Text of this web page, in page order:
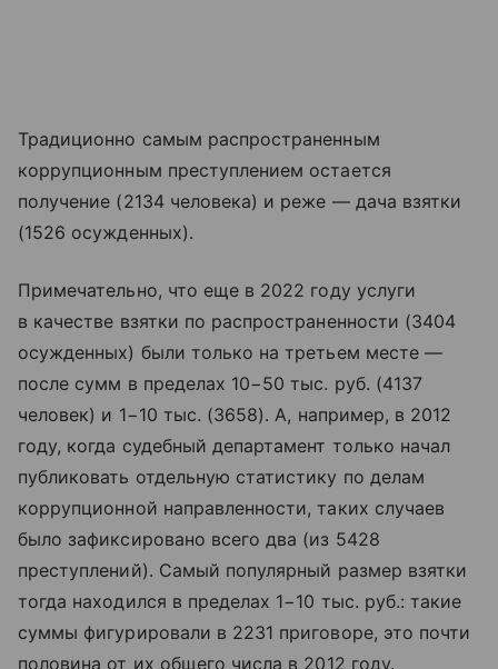
Традиционно самым распространенным
коррупционным преступлением остается
получение (2134 человека) и реже — дача взятки
(1526 осужденных).
Примечательно, что еще в 2022 году услуги
в качестве взятки по распространенности (3404
осужденных) были только на третьем месте —
после сумм в пределах 10−50 тыс. руб. (4137
человек) и 1−10 тыс. (3658). А, например, в 2012
году, когда судебный департамент только начал
публиковать отдельную статистику по делам
коррупционной направленности, таких случаев
было зафиксировано всего два (из 5428
преступлений). Самый популярный размер взятки
тогда находился в пределах 1−10 тыс. руб.: такие
суммы фигурировали в 2231 приговоре, это почти
половина от их общего числа в 2012 году.